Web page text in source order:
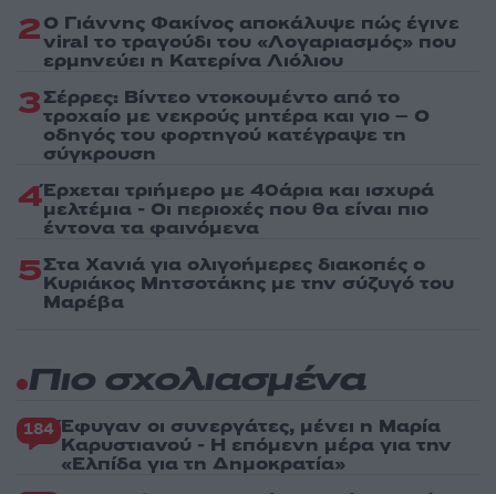
2Ο Γιάννης Φακίνος αποκάλυψε πώς έγινε
viral το τραγούδι του «Λογαριασμός» που
ερμηνεύει η Κατερίνα Λιόλιου
3Σέρρες: Βίντεο ντοκουμέντο από το
τροχαίο με νεκρούς μητέρα και γιο – Ο
οδηγός του φορτηγού κατέγραψε τη
σύγκρουση
4Έρχεται τριήμερο με 40άρια και ισχυρά
μελτέμια - Οι περιοχές που θα είναι πιο
έντονα τα φαινόμενα
5Στα Χανιά για ολιγοήμερες διακοπές ο
Κυριάκος Μητσοτάκης με την σύζυγό του
Μαρέβα
Πιο σχολιασμένα
184 Έφυγαν οι συνεργάτες, μένει η Μαρία
Καρυστιανού - Η επόμενη μέρα για την
«Ελπίδα για τη Δημοκρατία»